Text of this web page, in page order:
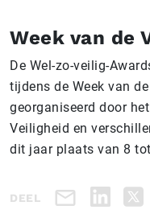
Week van de
De Wel-zo-veilig-
tijdens de Week van
georganiseerd door
Veiligheid en
dit jaar plaats van 8
DEEL